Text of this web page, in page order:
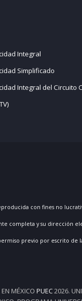
Integral
Simplificado
Integral del Circuito
con fines no
completa y su dirección
previo por escrito de
MÉXICO PUEC2026.